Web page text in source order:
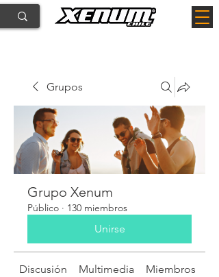
Grupos
Grupo Xenum
Público · 130 miembros
Unirse
Discusión Multimedia Miembros